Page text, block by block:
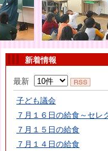
新着情報
最新
子ども議会
７月１６日の給食～セレ
７月１５日の給食
７月１４日の給食